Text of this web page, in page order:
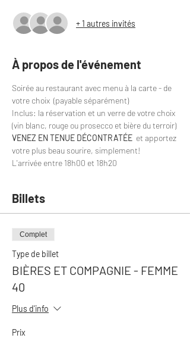
+ 1 autres invités
À propos de l'événement
Soirée au restaurant avec menu à la carte - de
votre choix  (payable séparément)
Inclus: la réservation et un verre de votre choix
(vin blanc, rouge ou prosecco et bière du terroir)
VENEZ EN TENUE DÉCONTRATÉE et apportez
votre plus beau sourire, simplement!
L'arrivée entre 18h00 et 18h20
Billets
Complet
Type de billet
BIÈRES ET COMPAGNIE - FEMME
40
Plus d'info
Prix